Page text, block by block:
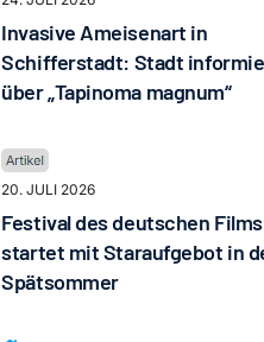
Invasive Ameisenart in
Schifferstadt: Stadt
über „Tapinoma magnum“
20. JULI 2026
Festival des deutschen Films
startet mit Staraufgebot in
Spätsommer